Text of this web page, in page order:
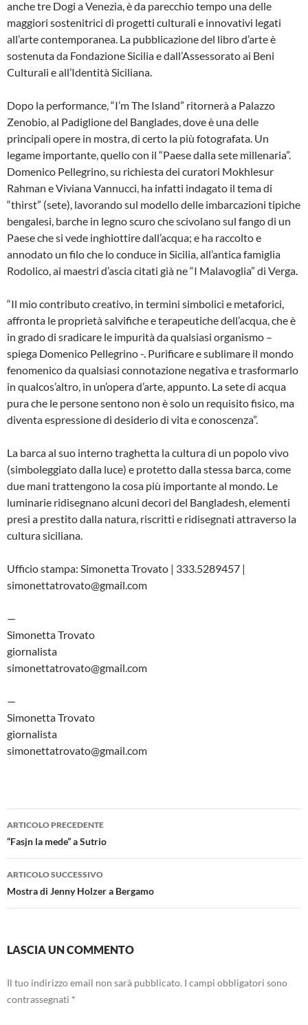
anche tre Dogi a Venezia, è da parecchio tempo una delle
maggiori sostenitrici di progetti culturali e innovativi legati
all’arte contemporanea. La pubblicazione del libro d’arte è
sostenuta da Fondazione Sicilia e dall’Assessorato ai Beni
Culturali e all’Identità Siciliana.
Dopo la performance, “I’m The Island” ritornerà a Palazzo
Zenobio, al Padiglione del Banglades, dove è una delle
principali opere in mostra, di certo la più fotografata. Un
legame importante, quello con il “Paese dalla sete millenaria”.
Domenico Pellegrino, su richiesta dei curatori Mokhlesur
Rahman e Viviana Vannucci, ha infatti indagato il tema di
“thirst” (sete), lavorando sul modello delle imbarcazioni tipiche
bengalesi, barche in legno scuro che scivolano sul fango di un
Paese che si vede inghiottire dall’acqua; e ha raccolto e
annodato un filo che lo conduce in Sicilia, all’antica famiglia
Rodolico, ai maestri d’ascia citati già ne “I Malavoglia” di Verga.
“Il mio contributo creativo, in termini simbolici e metaforici,
affronta le proprietà salvifiche e terapeutiche dell’acqua, che è
in grado di sradicare le impurità da qualsiasi organismo –
spiega Domenico Pellegrino -. Purificare e sublimare il mondo
fenomenico da qualsiasi connotazione negativa e trasformarlo
in qualcos’altro, in un’opera d’arte, appunto. La sete di acqua
pura che le persone sentono non è solo un requisito fisico, ma
diventa espressione di desiderio di vita e conoscenza”.
La barca al suo interno traghetta la cultura di un popolo vivo
(simboleggiato dalla luce) e protetto dalla stessa barca, come
due mani trattengono la cosa più importante al mondo. Le
luminarie ridisegnano alcuni decori del Bangladesh, elementi
presi a prestito dalla natura, riscritti e ridisegnati attraverso la
cultura siciliana.
Ufficio stampa: Simonetta Trovato | 333.5289457 |
simonettatrovato@gmail.com
—
Simonetta Trovato
giornalista
simonettatrovato@gmail.com
—
Simonetta Trovato
giornalista
simonettatrovato@gmail.com
Navigazione
articolo
ARTICOLO PRECEDENTE
“Fasjn la mede” a Sutrio
ARTICOLO SUCCESSIVO
Mostra di Jenny Holzer a Bergamo
LASCIA UN COMMENTO
Il tuo indirizzo email non sarà pubblicato. I campi obbligatori sono
contrassegnati *